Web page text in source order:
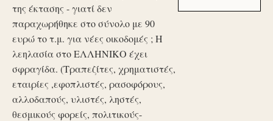
της έκτασης - γιατί δεν
παραχωρήθηκε στο σύνολο με 90
ευρώ το τ.μ. για νέες οικοδομές ; Η
λεηλασία στο ΕΛΛΗΝΙΚΟ έχει
σφραγίδα. (Τραπεζίτες, χρηματιστές,
εταιρίες ,εφοπλιστές, ρασοφόρους,
αλλοδαπούς, υλιστές, ληστές,
θεσμικούς φορείς, πολιτικούς-